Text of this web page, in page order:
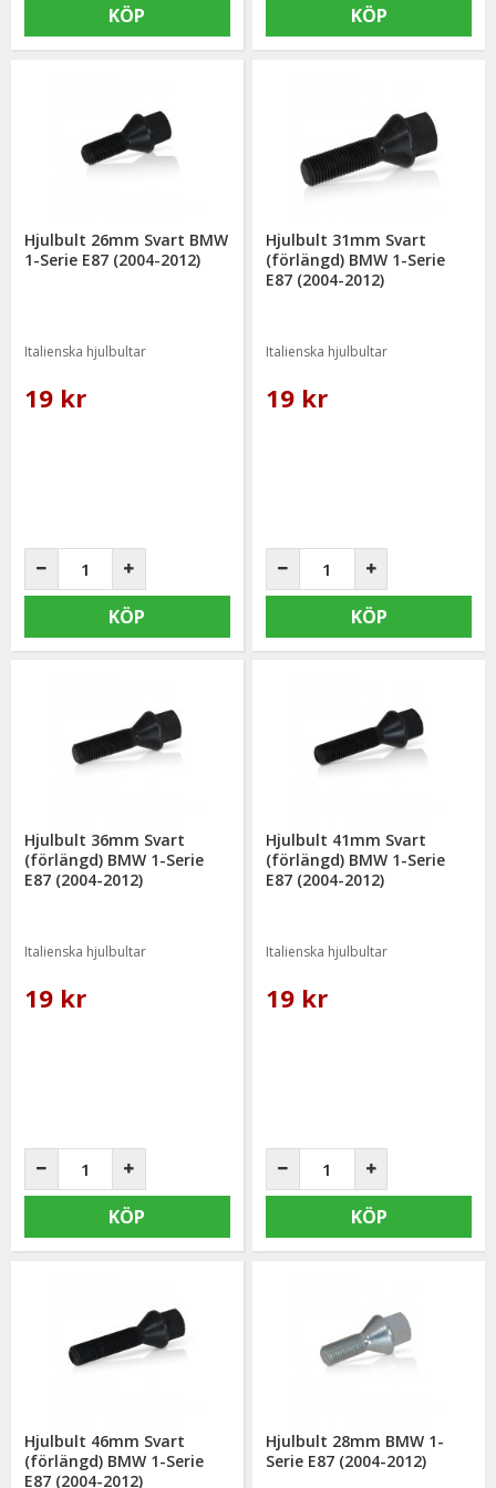
KÖP KÖP
Hjulbult 26mm Svart BMW
1-Serie E87 (2004-2012)
Italienska hjulbultar
19 kr
KÖP
Hjulbult 31mm Svart
(förlängd) BMW 1-Serie
E87 (2004-2012)
Italienska hjulbultar
19 kr
KÖP
Hjulbult 36mm Svart
(förlängd) BMW 1-Serie
E87 (2004-2012)
Italienska hjulbultar
19 kr
KÖP
Hjulbult 41mm Svart
(förlängd) BMW 1-Serie
E87 (2004-2012)
Italienska hjulbultar
19 kr
KÖP
Hjulbult 46mm Svart
(förlängd) BMW 1-Serie
E87 (2004-2012)
Hjulbult 28mm BMW 1-
Serie E87 (2004-2012)